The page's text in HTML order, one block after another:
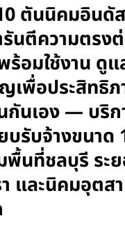
ตันนิคมอินดั
นตีความตรง
อมใช้งาน ดูแ
เพื่อประสิทธิ
กันเอง — บริก
บรับจ้างขนาด
นที่ชลบุรี ระ
า และนิคมอุต